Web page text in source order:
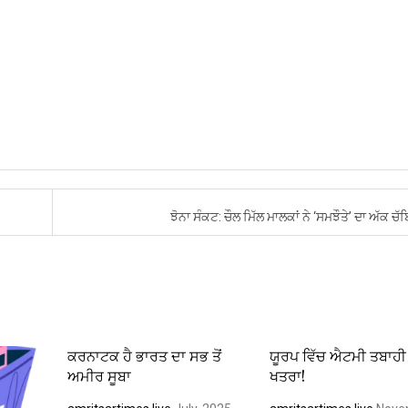
ਝੋਨਾ ਸੰਕਟ: ਚੌਲ ਮਿੱਲ ਮਾਲਕਾਂ ਨੇ ‘ਸਮਝੌਤੇ’ ਦਾ ਅੱਕ
ਕਰਨਾਟਕ ਹੈ ਭਾਰਤ ਦਾ ਸਭ ਤੋਂ
ਅਮੀਰ ਸੂਬਾ
ਯੂਰਪ ਵਿੱਚ ਐਟਮੀ ਤਬਾਹੀ
ਖਤਰਾ!